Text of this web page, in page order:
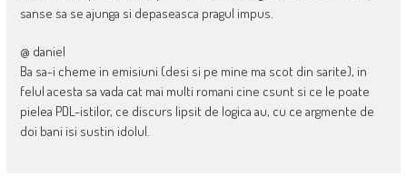
sanse sa se ajunga si depaseasca pragul impus.
@ daniel
Ba sa-i cheme in emisiuni (desi si pe mine ma scot din sarite), in
felul acesta sa vada cat mai multi romani cine csunt si ce le poate
pielea PDL-istilor, ce discurs lipsit de logica au, cu ce argmente de
doi bani isi sustin idolul.